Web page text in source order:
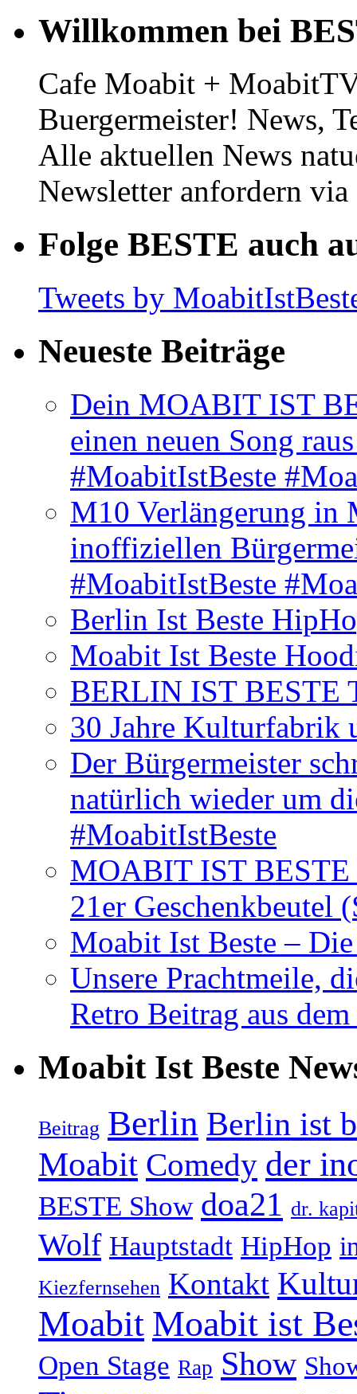
Willkommen bei
Cafe Moabit +
Buergermeister! News,
Alle aktuellen News
Newsletter anfordern
Folge BESTE auch
Tweets by
Neueste Beiträge
Dein MOABIT IST
einen neuen Song
#MoabitIstBeste
M10 Verlängerung in
inoffiziellen
#MoabitIstBeste
Berlin Ist Beste
Moabit Ist Beste
BERLIN IST BESTE
30 Jahre Kulturfabrik
Der Bürgermeister
natürlich wieder um
#MoabitIstBeste
MOABIT IST BESTE
21er Geschenkbeutel
Moabit Ist Beste –
Unsere Prachtmeile,
Retro Beitrag aus
Moabit Ist Beste
Beitrag Berlin Berlin ist
Moabit Comedy der
BESTE Show doa21 dr.
Wolf Hauptstadt HipHop
Kiezfernsehen Kontakt
Moabit Moabit ist
Open Stage Rap Show